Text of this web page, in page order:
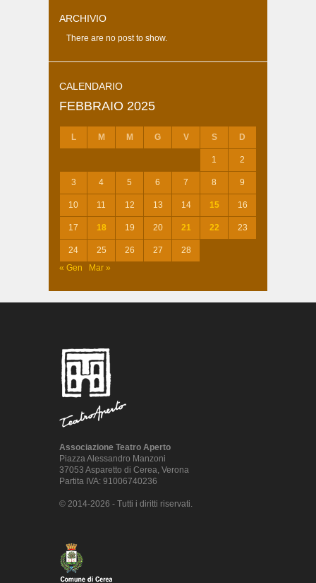
ARCHIVIO
There are no post to show.
CALENDARIO
FEBBRAIO 2025
L M M G V S D
1 2
3 4 5 6 7 8 9
10 11 12 13 14 15 16
17 18 19 20 21 22 23
24 25 26 27
28
« Gen
Mar »
Associazione Teatro Aperto
Piazza Alessandro Manzoni
37053 Asparetto di Cerea, Verona
Partita IVA: 91006740236
© 2014-2026 - Tutti i diritti riservati.